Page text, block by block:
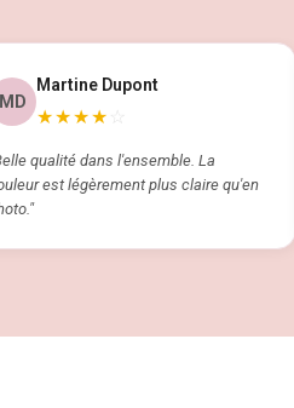
MD
Martine Dupont
★★★★
qualité dans l'ensemble. La
est légèrement plus claire qu'en